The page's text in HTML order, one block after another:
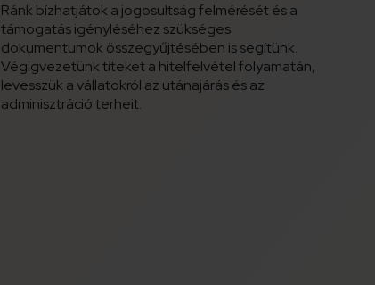
Ránk bízhatjátok a jogosultság felmérését és a
támogatás igényléséhez szükséges
dokumentumok összegyűjtésében is segítünk.
Végigvezetünk titeket a hitelfelvétel folyamatán,
levesszük a vállatokról az utánajárás és az
adminisztráció terheit.